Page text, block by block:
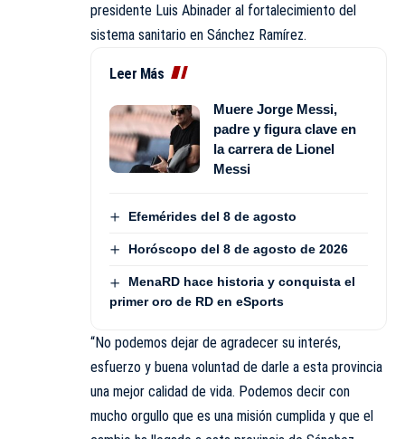
presidente Luis Abinader al fortalecimiento del
sistema sanitario en Sánchez Ramírez.
Leer Más
Muere Jorge Messi,
padre y figura clave en
la carrera de Lionel
Messi
Efemérides del 8 de agosto
Horóscopo del 8 de agosto de 2026
MenaRD hace historia y conquista el
primer oro de RD en eSports
“No podemos dejar de agradecer su interés,
esfuerzo y buena voluntad de darle a esta provincia
una mejor calidad de vida. Podemos decir con
mucho orgullo que es una misión cumplida y que el